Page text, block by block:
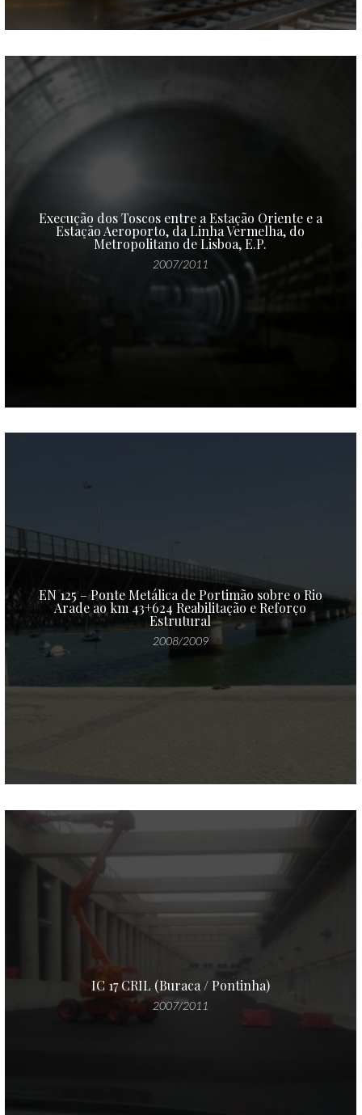
Execução dos Toscos entre a Estação Oriente e a
Estação Aeroporto, da Linha Vermelha, do
Metropolitano de Lisboa, E.P.
2007/2011
EN 125 – Ponte Metálica de Portimão sobre o Rio
Arade ao km 43+624 Reabilitação e Reforço
Estrutural
2008/2009
IC 17 CRIL (Buraca / Pontinha)
2007/2011